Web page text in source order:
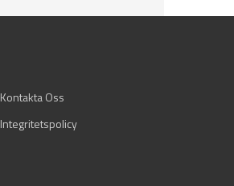
Kontakta Oss
Integritetspolicy